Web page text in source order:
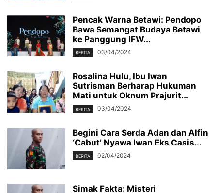
Pencak Warna Betawi: Pendopo
Bawa Semangat Budaya Betawi
ke Panggung IFW...
BERITA 03/04/2024
Rosalina Hulu, Ibu Iwan
Sutrisman Berharap Hukuman
Mati untuk Oknum Prajurit...
BERITA 03/04/2024
Begini Cara Serda Adan dan Alfin
‘Cabut’ Nyawa Iwan Eks Casis...
BERITA 02/04/2024
Simak Fakta: Misteri